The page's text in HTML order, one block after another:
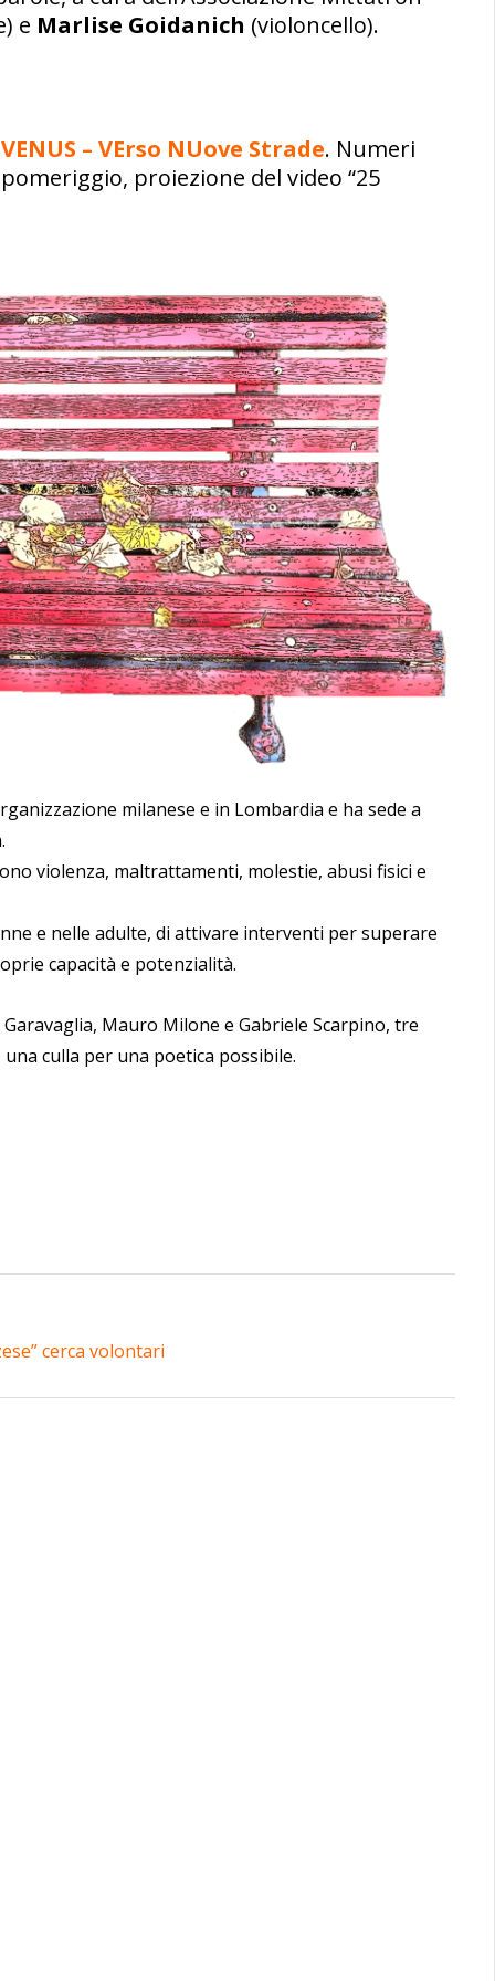
e Marlise Goidanich (violoncello).
VENUS – VErso NUove Strade. Numeri
proiezione del video “25
milanese e in Lombardia e ha sede a
violenza, maltrattamenti, molestie, abusi fisici e
e nelle adulte, di attivare interventi per superare
capacità e potenzialità.
Mauro Milone e Gabriele Scarpino, tre
culla per una poetica possibile.
cerca volontari